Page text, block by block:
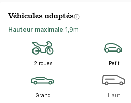
Véhicules adaptés
Hauteur maximale:1,9m
2 roues Petit
Grand Haut